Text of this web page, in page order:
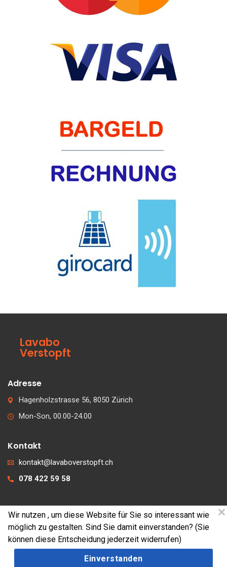
Lavabo
Verstopft
Adresse
Hagenholzstrasse 56, 8050 Zürich
Mon-Son, 00.00-24.00
Kontakt
kontakt@lavaboverstopft.ch
078 422 59 58
© 2026 lavaboverstopft.ch
Kontakt
Impressum
Cookies
Wir nutzen , um diese Website für Sie so interessant wie
möglich zu gestalten. Sind Sie damit einverstanden? (Sie
können diese Entscheidung jederzeit widerrufen)
Einverstanden